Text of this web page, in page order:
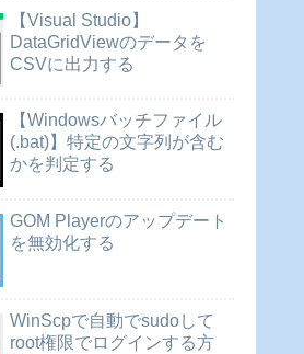
【Visual Studio】
DataGridViewのデータを
CSVに出力する
【Windowsバッチファイル
(.bat)】特定の文字列が含む
かを判定する
GOM Playerのアップデート
を無効化する
WinScpで自動でsudoして
root権限でログインする方